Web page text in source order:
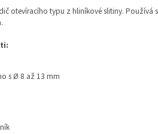
otevíracího typu z hliníkové slitiny. Používá
s Ø 8 až 13 mm